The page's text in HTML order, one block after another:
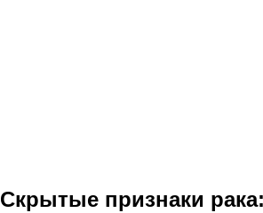
Скрытые признаки